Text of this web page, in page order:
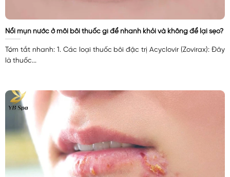
Nổi mụn nước ở môi bôi thuốc gì để nhanh khỏi và không để lại sẹo?
Tóm tắt nhanh: 1. Các loại thuốc bôi đặc trị Acyclovir (Zovirax): Đây
là thuốc...